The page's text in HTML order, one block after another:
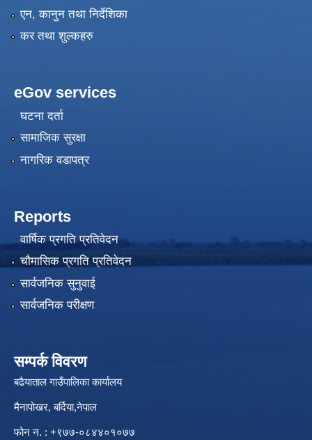
एन, कानुन तथा निर्देशिका
कर तथा शुल्कहरु
eGov services
घटना दर्ता
सामाजिक सुरक्षा
नागरिक वडापत्र
Reports
वार्षिक प्रगति प्रतिवेदन
चौमासिक प्रगति प्रतिवेदन
सार्वजनिक सुनुवाई
सार्वजनिक परीक्षण
सम्पर्क विवरण
बढैयाताल गाउँपालिका कार्यालय
मैनापोखर, बर्दिया,नेपाल
फोन न. : +९७७-०८४४०१०७७